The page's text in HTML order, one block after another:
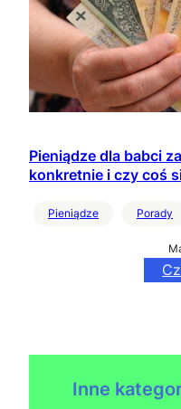
Pieniądze dla babci
konkretnie i czy coś
Pieniądze Porady
Inne